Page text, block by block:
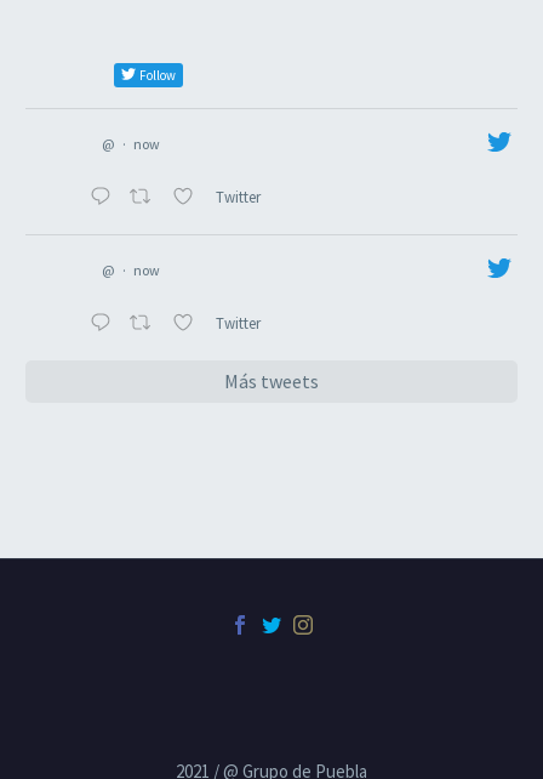
Follow
@ · now
Twitter
@ · now
Twitter
Más tweets
2021 / @ Grupo de Puebla